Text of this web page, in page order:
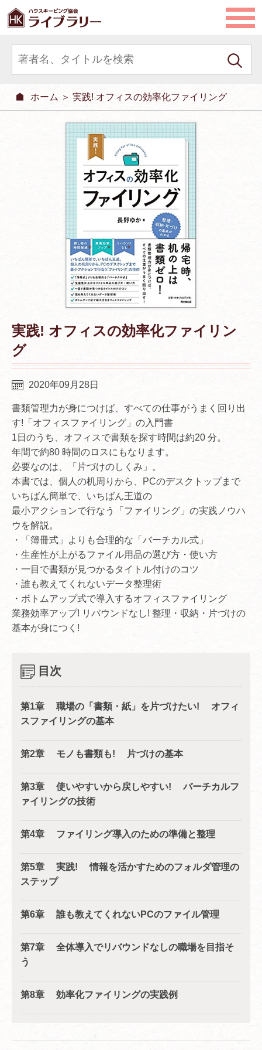
ホーム ＞ 実践! オフィスの効率化ファイリング
実践! オフィスの効率化ファイリン
グ
2020年09月28日
書類管理力が身につけば、すべての仕事がうまく回り出
す!「オフィスファイリング」の入門書
1日のうち、オフィスで書類を探す時間は約20 分。
年間で約80 時間のロスにもなります。
必要なのは、「片づけのしくみ」。
本書では、個人の机周りから、PCのデスクトップまで
いちばん簡単で、いちばん王道の
最小アクションで行なう「ファイリング」の実践ノウハ
ウを解説。
・「簿冊式」よりも合理的な「バーチカル式」
・生産性が上がるファイル用品の選び方・使い方
・一目で書類が見つかるタイトル付けのコツ
・誰も教えてくれないデータ整理術
・ボトムアップ式で導入するオフィスファイリング
業務効率アップ! リバウンドなし! 整理・収納・片づけの
基本が身につく!
目次
第1章 職場の「書類・紙」を片づけたい! オフィ
スファイリングの基本
第2章 モノも書類も! 片づけの基本
第3章 使いやすいから戻しやすい! バーチカルフ
ァイリングの技術
第4章 ファイリング導入のための準備と整理
第5章 実践! 情報を活かすためのフォルダ管理の
ステップ
第6章 誰も教えてくれないPCのファイル管理
第7章 全体導入でリバウンドなしの職場を目指そ
う
第8章 効率化ファイリングの実践例